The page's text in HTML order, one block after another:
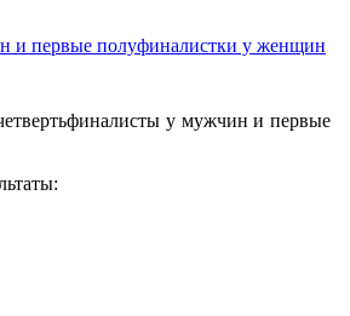
и первые полуфиналистки у женщин
у мужчин и первые